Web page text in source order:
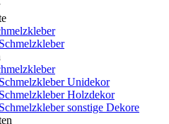
Unidekor
Holzdekor
sonstige Dekore